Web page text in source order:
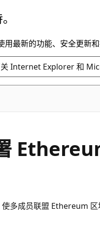
最新的功能、安全更新和
Internet Explorer 和
多成员联盟 Ethereum 区